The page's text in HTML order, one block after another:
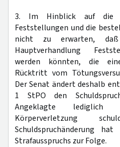
3. Im Hinblick auf die
Feststellungen und die
nicht zu erwarten,
Hauptverhandlung
werden könnten, die
Rücktritt vom
Der Senat ändert deshalb
1 StPO den
Angeklagte lediglich
Körperverletzung
Schuldspruchänderung
Strafausspruchs zur Folge.